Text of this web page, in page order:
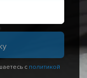
с политикой